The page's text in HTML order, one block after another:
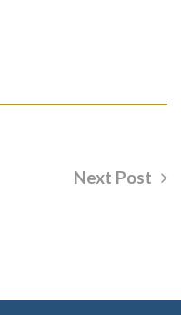
Next Post